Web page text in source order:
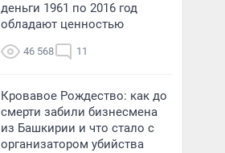
деньги 1961 по 2016 год
обладают ценностью
46 568 11
Кровавое Рождество: как до
смерти забили бизнесмена
из Башкирии и что стало с
организатором убийства